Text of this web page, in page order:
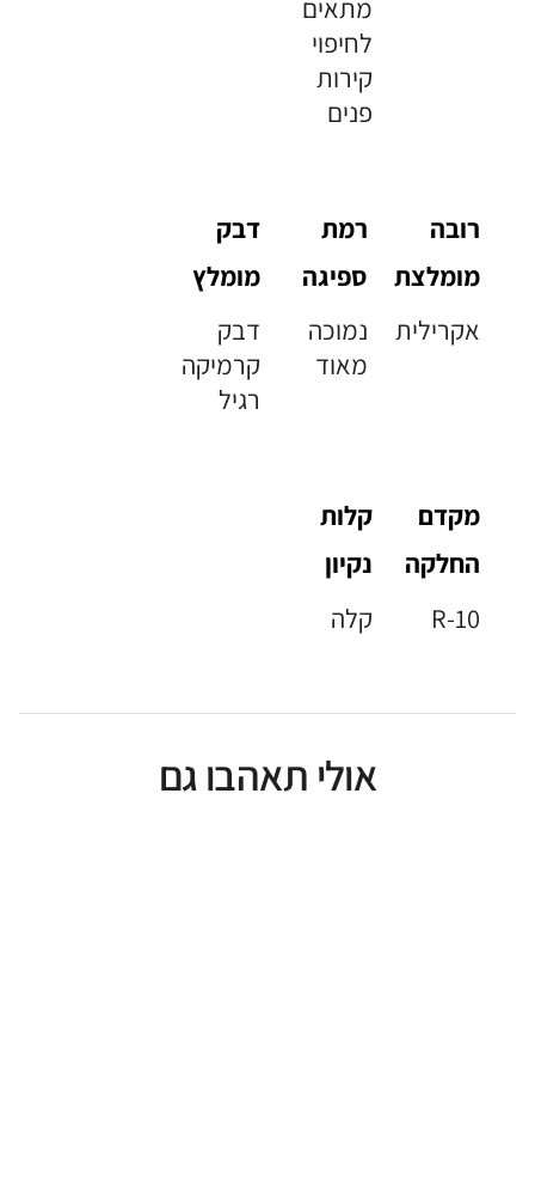
מתאים
לחיפוי
קירות
פנים
רובה
מומלצת
אקרילית
רמת
ספיגה
נמוכה
מאוד
דבק
מומלץ
דבק
קרמיקה
רגיל
מקדם
החלקה
R-10
קלות
נקיון
קלה
אולי תאהבו גם